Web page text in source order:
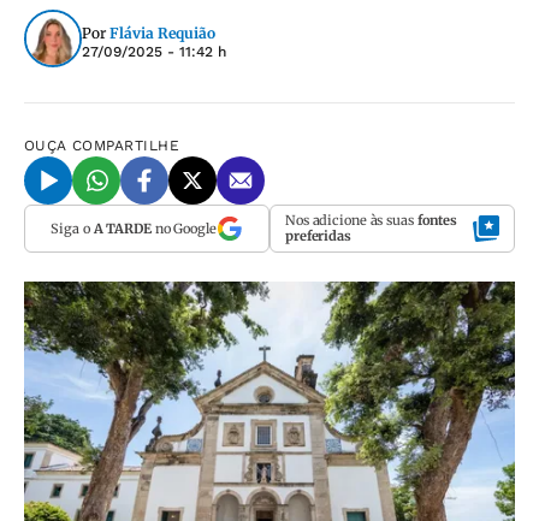
Por Flávia Requião
27/09/2025 - 11:42 h
OUÇA COMPARTILHE
Siga o A TARDEno Google Nos adicione às suas fontes
preferidas